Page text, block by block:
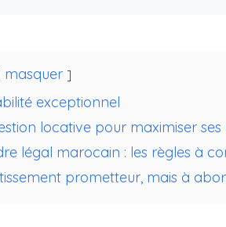
masquer
exceptionnel
locative pour maximiser ses
légal marocain : les règles à
prometteur, mais à